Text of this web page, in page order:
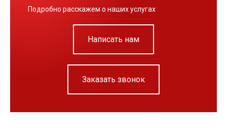
Подробно расскажем о наших услугах
Написать нам
Заказать звонок